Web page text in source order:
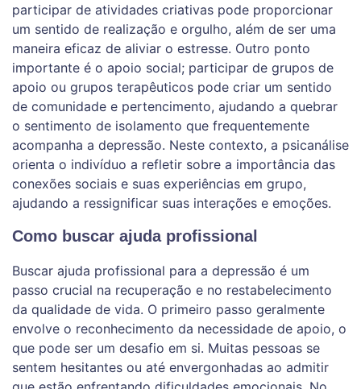
participar de atividades criativas pode proporcionar
um sentido de realização e orgulho, além de ser uma
maneira eficaz de aliviar o estresse. Outro ponto
importante é o apoio social; participar de grupos de
apoio ou grupos terapêuticos pode criar um sentido
de comunidade e pertencimento, ajudando a quebrar
o sentimento de isolamento que frequentemente
acompanha a depressão. Neste contexto, a psicanálise
orienta o indivíduo a refletir sobre a importância das
conexões sociais e suas experiências em grupo,
ajudando a ressignificar suas interações e emoções.
Como buscar ajuda profissional
Buscar ajuda profissional para a depressão é um
passo crucial na recuperação e no restabelecimento
da qualidade de vida. O primeiro passo geralmente
envolve o reconhecimento da necessidade de apoio, o
que pode ser um desafio em si. Muitas pessoas se
sentem hesitantes ou até envergonhadas ao admitir